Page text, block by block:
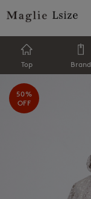
Top Brand
50%
OFF